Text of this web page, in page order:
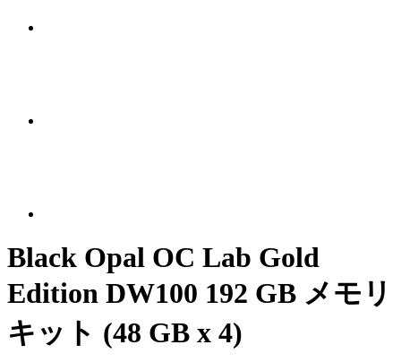
Black Opal OC Lab Gold
Edition DW100 192 GB メモリ
キット (48 GB x 4)